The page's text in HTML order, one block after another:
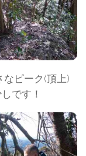
ピーク(頂上)
です！